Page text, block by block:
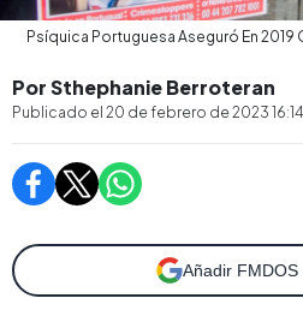
Psíquica Portuguesa Aseguró En 2019
Por Sthephanie Berroteran
Publicado el 20 de febrero de 2023 16:14
Añadir